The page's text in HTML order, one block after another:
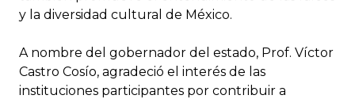
y la diversidad cultural de México.
A nombre del gobernador del estado, Prof. Víctor
Castro Cosío, agradeció el interés de las
instituciones participantes por contribuir a